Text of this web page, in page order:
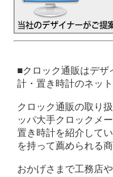
■クロック通販はデザ
計・置き時計のネッ
クロック通販の取り
ッパ大手クロックメ
置き時計を紹介して
を持って薦められる
おかげさまで工務店